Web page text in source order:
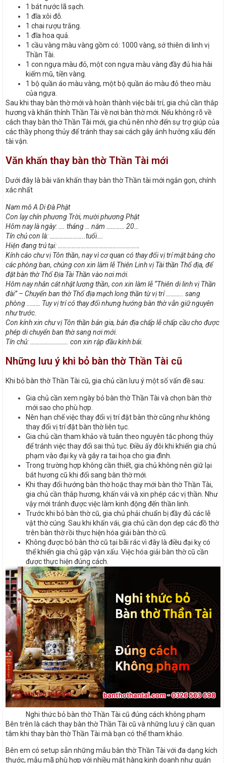
1 bát nước lã sạch.
1 đĩa xôi đỗ.
1 chai rượu trắng.
1 đĩa hoa quả.
1 cầu vàng màu vàng gồm có: 1000 vàng, sớ thiên di linh vị
Thần Tài.
1 con ngựa màu đỏ, một con ngựa màu vàng đầy đủ hia hài
kiếm mũ, tiền vàng.
1 bộ quần áo màu vàng, một bộ quần áo màu đỏ theo màu
của ngựa.
Sau khi thay bàn thờ mới và hoàn thành việc bài trí, gia chủ cần thắp
hương và khấn thỉnh Thần Tài về nơi bàn thờ mới. Nếu không rõ về
cách thay bàn thờ Thần Tài mới, gia chủ nên nhờ đến sự trợ giúp của
các thầy phong thủy để tránh thay sai cách gây ảnh hưởng xấu đến
tài vận.
Văn khấn thay bàn thờ Thần Tài mới
Dưới đây là bài văn khấn thay bàn thờ Thần tài mới ngắn gọn, chính
xác nhất
Nam mô A Di Đà Phật
Con lạy chín phương Trời, mười phương Phật
Hôm nay là ngày: …. tháng … năm ………… 20…
Tín chủ con là: …………………..tuổi….
Hiện đang trú tại: ………………………………………………
Kính cáo chư vị Tôn thần, nay vì cơ quan có thay đổi vị trí mặt bằng cho
các phòng ban, chúng con xin làm lễ Thiên Linh vị Tài thần Thổ địa, để
đặt bàn thờ Thổ Địa Tài Thần vào nơi mới.
Hôm nay nhân cát nhật lương thần, con xin làm lễ “Thiên di linh vị Thần
đài” – Chuyển ban thờ Thổ địa mạch long thần từ vị trí ……….. sang
phòng ……… Tuy vị trí có thay đổi nhưng hướng bàn thờ vẫn giữ nguyên
như trước.
Con kính xin chư vị Tôn thần bản gia, bản địa chấp lễ chấp cầu cho được
phép di chuyển ban thờ sang nơi mới.
Tín chủ: ……………………. con xin rập đầu kính bái.
Những lưu ý khi bỏ bàn thờ Thần Tài cũ
Khi bỏ bàn thờ Thần Tài cũ, gia chủ cần lưu ý một số vấn đề sau:
Gia chủ cần xem ngày bỏ bàn thờ Thần Tài và chọn bàn thờ
mới sao cho phù hợp.
Nên hạn chế việc thay đổi vị trí đặt bàn thờ cũng như không
thay đổi vị trí đặt bàn thờ liên tục.
Gia chủ cần tham khảo và tuân theo nguyên tắc phong thủy
để tránh việc thay đổi sai thủ tục. Điều ấy đôi khi khiến gia chủ
phạm vào đại kỵ và gây ra tai họa cho gia đình.
Trong trường hợp không cần thiết, gia chủ không nên giữ lại
bát hương cũ khi đổi sang bàn thờ mới.
Khi thay đổi hướng bàn thờ hoặc thay mới bàn thờ Thần Tài,
gia chủ cần thắp hương, khấn vái và xin phép các vị thần. Như
vậy mới tránh được việc làm kinh động đến thần linh.
Trước khi bỏ bàn thờ cũ, gia chủ phải chuẩn bị đầy đủ các lễ
vật thờ cúng. Sau khi khấn vái, gia chủ cần dọn dẹp các đồ thờ
trên bàn thờ rồi thực hiện hóa giải bàn thờ cũ.
Không được bỏ bàn thờ cũ tại bãi rác vì đây là điều đại kỵ có
thể khiến gia chủ gặp vận xấu. Việc hóa giải bàn thờ cũ cần
được thực hiện đúng cách.
Nghi thức bỏ bàn thờ Thần Tài cũ đúng cách không phạm
Bên trên là cách thay bàn thờ Thần Tài cũ và những lưu ý cần quan
tâm khi thay bàn thờ Thần Tài mà bạn có thể tham khảo.
Bên em có setup sẵn những mẫu bàn thờ Thần Tài với đa dạng kích
thước, mẫu mã phù hợp với nhiều mặt hàng kinh doanh như quán